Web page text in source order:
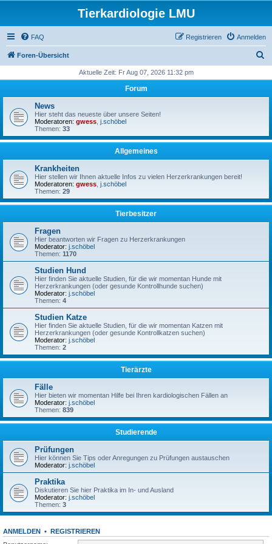
Tierkardiologie LMU
FAQ Anmelden
Registrieren
Foren-Übersicht
h
Aktuelle Zeit: Fr Aug 07, 2026 11:32 pm
Forum
News
Hier steht das neueste über unsere Seiten!
Moderatoren: gwess j.schöbel
Themen: 33
Allgemeines
Krankheiten
Hier stellen wir Ihnen aktuelle Infos zu vielen Herzerkrankungen bereit!
Moderatoren: gwess j.schöbel
Themen: 29
Tierbesitzer
Fragen
Hier beantworten wir Fragen zu Herzerkrankungen
Moderator: j.schöbel
Themen: 1170
Studien Hund
Hier finden Sie aktuelle Studien, für die wir momentan Hunde mit
Herzerkrankungen (oder gesunde Kontrollhunde suchen)
Moderator: j.schöbel
Themen: 4
Studien Katze
Hier finden Sie aktuelle Studien, für die wir momentan Katzen mit
Herzerkrankungen (oder gesunde Kontrollkatzen suchen)
Moderator: j.schöbel
Themen: 2
Tierärzte
Fälle
Hier bieten wir momentan Hilfe bei Ihren kardiologischen Fällen an
Moderator: j.schöbel
Themen: 839
Studierende
Prüfungen
Hier können Sie Tips oder Anregungen zu Prüfungen austauschen
Moderator: j.schöbel
Praktika
Diskutieren Sie hier Praktika im In- und Ausland
Moderator: j.schöbel
Themen: 3
ANMELDEN • REGISTRIEREN